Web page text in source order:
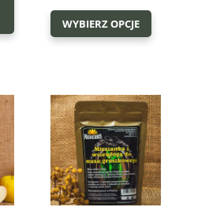
WYBIERZ OPCJE
Ten
wariantów.
Opcje
można
wybrać
na
stronie